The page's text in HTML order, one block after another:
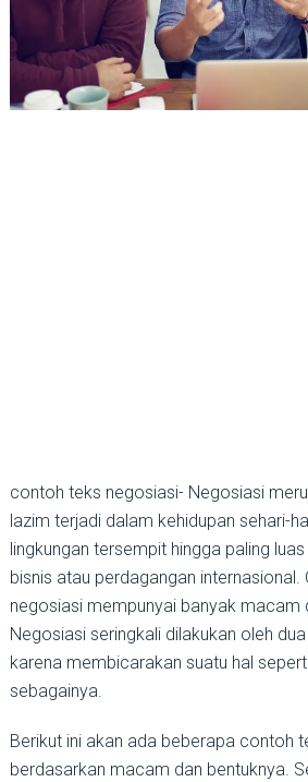
contoh teks negosiasi- Negosiasi
lazim terjadi dalam kehidupan sehari-
lingkungan tersempit hingga paling
bisnis atau perdagangan internasional.
negosiasi mempunyai banyak macam
Negosiasi seringkali dilakukan oleh
karena membicarakan suatu hal
sebagainya.
Berikut ini akan ada beberapa contoh
berdasarkan macam dan bentuknya.